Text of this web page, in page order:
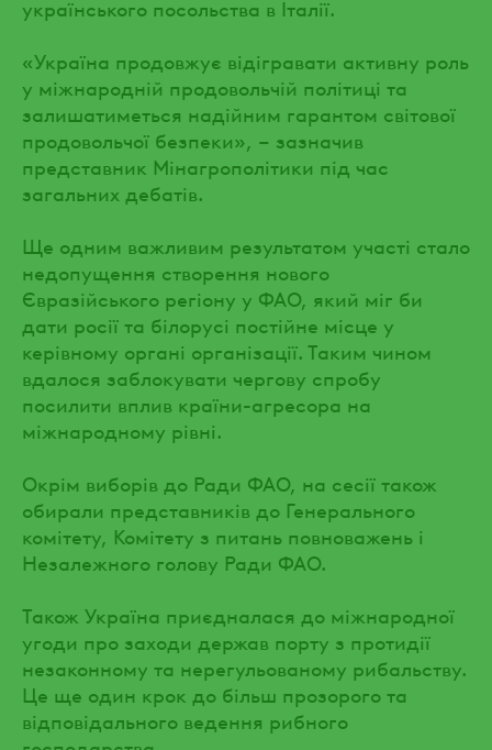
українського посольства в Італії.
«Україна продовжує відігравати активну роль
у міжнародній продовольчій політиці та
залишатиметься надійним гарантом світової
продовольчої безпеки», – зазначив
представник Мінагрополітики під час
загальних дебатів.
Ще одним важливим результатом участі стало
недопущення створення нового
Євразійського регіону у ФАО, який міг би
дати росії та білорусі постійне місце у
керівному органі організації. Таким чином
вдалося заблокувати чергову спробу
посилити вплив країни-агресора на
міжнародному рівні.
Окрім виборів до Ради ФАО, на сесії також
обирали представників до Генерального
комітету, Комітету з питань повноважень і
Незалежного голову Ради ФАО.
Також Україна приєдналася до міжнародної
угоди про заходи держав порту з протидії
незаконному та нерегульованому рибальству.
Це ще один крок до більш прозорого та
відповідального ведення рибного